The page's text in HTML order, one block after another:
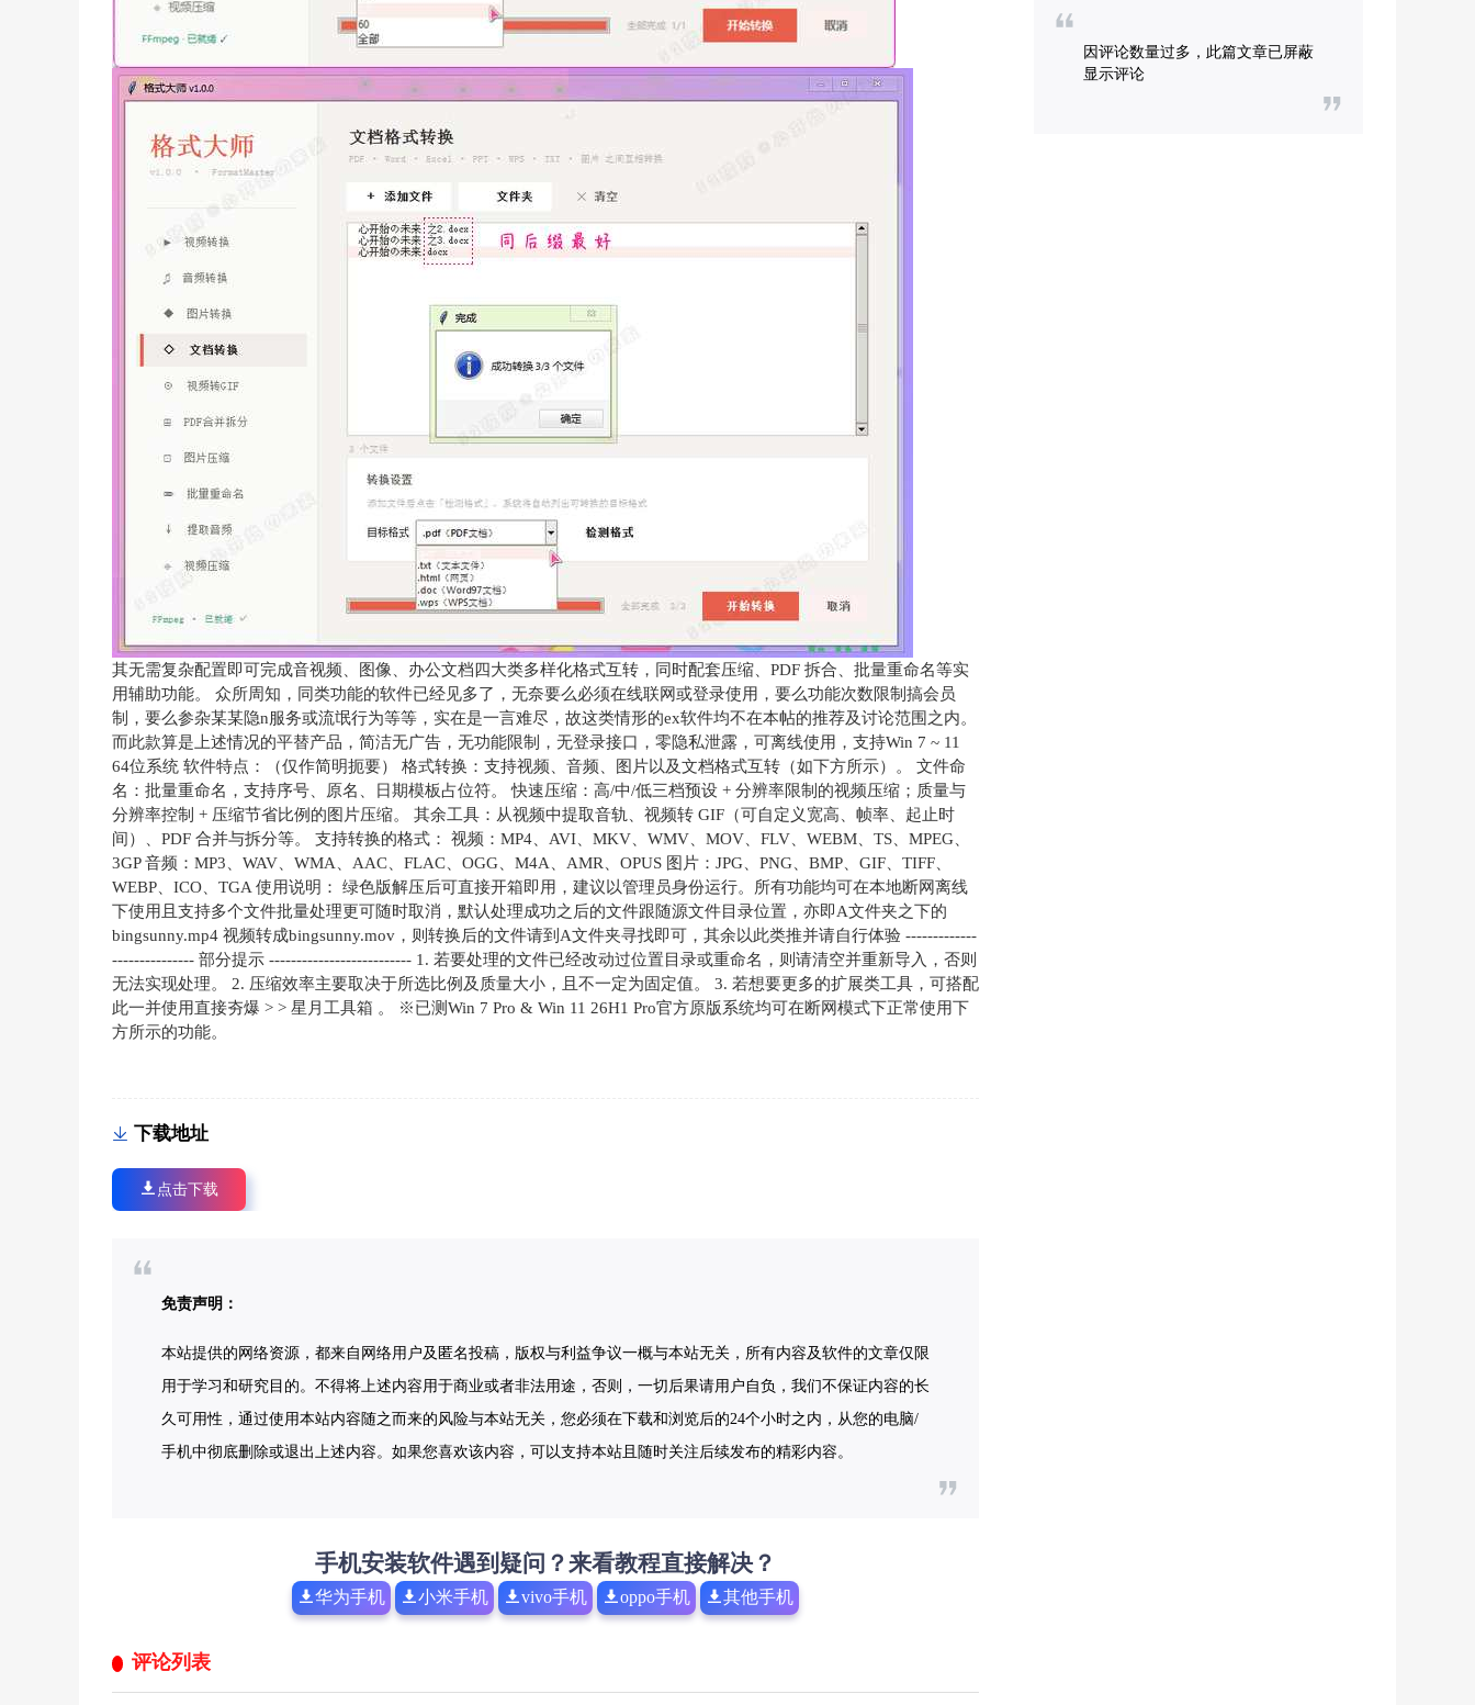
其无需复杂配置即可完成音视频、图像、办公文档四大类多样化格式互转，同时配套压缩、PDF 拆合、批量重命名等实
用辅助功能。 众所周知，同类功能的软件已经见多了，无奈要么必须在线联网或登录使用，要么功能次数限制搞会员
制，要么参杂某某隐n服务或流氓行为等等，实在是一言难尽，故这类情形的ex软件均不在本帖的推荐及讨论范围之内。
而此款算是上述情况的平替产品，简洁无广告，无功能限制，无登录接口，零隐私泄露，可离线使用，支持Win 7 ~ 11
64位系统 软件特点：（仅作简明扼要） 格式转换：支持视频、音频、图片以及文档格式互转（如下方所示）。 文件命
名：批量重命名，支持序号、原名、日期模板占位符。 快速压缩：高/中/低三档预设 + 分辨率限制的视频压缩；质量与
分辨率控制 + 压缩节省比例的图片压缩。 其余工具：从视频中提取音轨、视频转 GIF（可自定义宽高、帧率、起止时
间）、PDF 合并与拆分等。 支持转换的格式： 视频：MP4、AVI、MKV、WMV、MOV、FLV、WEBM、TS、MPEG、
3GP 音频：MP3、WAV、WMA、AAC、FLAC、OGG、M4A、AMR、OPUS 图片：JPG、PNG、BMP、GIF、TIFF、
WEBP、ICO、TGA 使用说明： 绿色版解压后可直接开箱即用，建议以管理员身份运行。所有功能均可在本地断网离线
下使用且支持多个文件批量处理更可随时取消，默认处理成功之后的文件跟随源文件目录位置，亦即A文件夹之下的
bingsunny.mp4 视频转成bingsunny.mov，则转换后的文件请到A文件夹寻找即可，其余以此类推并请自行体验 -------------
--------------- 部分提示 -------------------------- 1. 若要处理的文件已经改动过位置目录或重命名，则请清空并重新导入，否则
无法实现处理。 2. 压缩效率主要取决于所选比例及质量大小，且不一定为固定值。 3. 若想要更多的扩展类工具，可搭配
此一并使用直接夯爆 > > 星月工具箱 。 ※已测Win 7 Pro & Win 11 26H1 Pro官方原版系统均可在断网模式下正常使用下
方所示的功能。
下载地址
点击下载
免责声明：
本站提供的网络资源，都来自网络用户及匿名投稿，版权与利益争议一概与本站无关，所有内容及软件的文章仅限
用于学习和研究目的。不得将上述内容用于商业或者非法用途，否则，一切后果请用户自负，我们不保证内容的长
久可用性，通过使用本站内容随之而来的风险与本站无关，您必须在下载和浏览后的24个小时之内，从您的电脑/
手机中彻底删除或退出上述内容。如果您喜欢该内容，可以支持本站且随时关注后续发布的精彩内容。
手机安装软件遇到疑问？来看教程直接解决？
华为手机 小米手机 vivo手机 oppo手机 其他手机
评论列表
因评论数量过多，此篇文章已屏蔽
显示评论